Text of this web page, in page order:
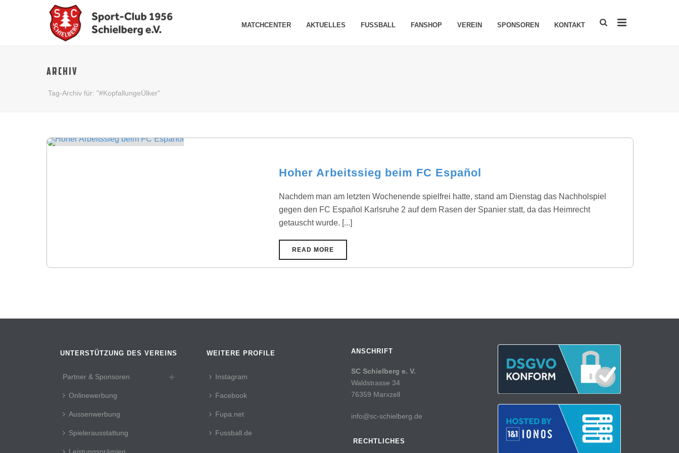
MATCHCENTER AKTUELLES FUSSBALL FANSHOP VEREIN SPONSOREN KONTAKT
ARCHIV
Tag-Archiv für: "#KopfallungeÜlker"
Hoher Arbeitssieg beim FC Español
Nachdem man am letzten Wochenende spielfrei hatte, stand am Dienstag das Nachholspiel
gegen den FC Español Karlsruhe 2 auf dem Rasen der Spanier statt, da das Heimrecht
getauscht wurde. [...]
READ MORE
UNTERSTÜTZUNG DES VEREINS
Partner & Sponsoren
Onlinewerbung
Aussenwerbung
Spielerausstattung
WEITERE PROFILE
Instagram
Facebook
Fupa.net
Fussball.de
ANSCHRIFT
SC Schielberg e. V.
Waldstrasse 34
76359 Marxzell
info@sc-schielberg.de
RECHTLICHES